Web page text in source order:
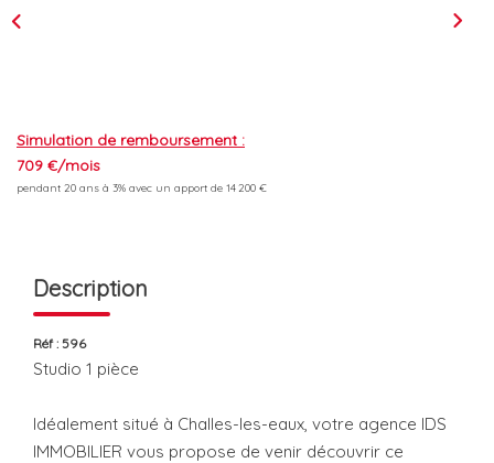
ESPACE RECRUTEMENT
Simulation de remboursement :
709 €/mois
pendant 20 ans à 3% avec un apport de 14 200 €
Description
Réf : 596
Studio 1 pièce
Idéalement situé à Challes-les-eaux, votre agence IDS
IMMOBILIER vous propose de venir découvrir ce